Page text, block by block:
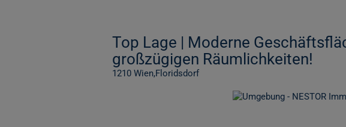
Top Lage | Moderne
großzügigen Räumlichkeiten!
1210 Wien,Floridsdorf